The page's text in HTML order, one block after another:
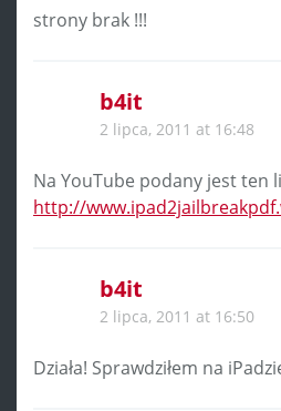
strony brak !!!
b4it
2 lipca, 2011 at 16:48
Na YouTube podany jest ten
http://
b4it
2 lipca, 2011 at 16:50
Działa! Sprawdziłem na